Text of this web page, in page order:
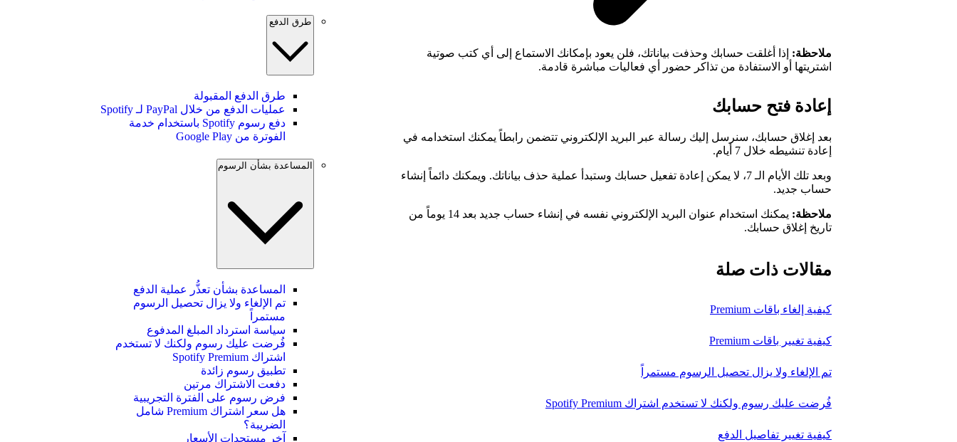
ملاحظة: إذا أغلقت حسابك وحذفت بياناتك، فلن يعود بإمكانك الاستماع إلى أي كتب صوتية
اشتريتها أو الاستفادة من تذاكر حضور أي فعاليات مباشرة قادمة.
إعادة فتح حسابك
بعد إغلاق حسابك، سنرسل إليك رسالة عبر البريد الإلكتروني تتضمن رابطاً يمكنك استخدامه في
إعادة تنشيطه خلال 7 أيام.
وبعد تلك الأيام الـ 7، لا يمكن إعادة تفعيل حسابك وستبدأ عملية حذف بياناتك. ويمكنك دائماً إنشاء
حساب جديد.
ملاحظة:
يمكنك استخدام عنوان البريد الإلكتروني نفسه في إنشاء حساب جديد بعد 14 يوماً من
تاريخ إغلاق حسابك.
مقالات ذات صلة
كيفية إلغاء باقات Premium
كيفية تغيير باقات Premium
تم الإلغاء ولا يزال تحصيل الرسوم مستمراً
فُرضت عليك رسوم ولكنك لا تستخدم اشتراك Spotify Premium
كيفية تغيير تفاصيل الدفع
طرق الدفع
طرق الدفع المقبولة
عمليات الدفع من خلال PayPal لـ Spotify
دفع رسوم Spotify باستخدام خدمة
الفوترة من Google Play
المساعدة بشأن الرسوم
المساعدة بشأن تعذُّر عملية الدفع
تم الإلغاء ولا يزال تحصيل الرسوم
مستمراً
سياسة استرداد المبلغ المدفوع
فُرضت عليك رسوم ولكنك لا تستخدم
اشتراك Spotify Premium
تطبيق رسوم زائدة
دفعت الاشتراك مرتين
فرض رسوم على الفترة التجريبية
هل سعر اشتراك Premium شامل
الضريبة؟
آخر مستجدات الأسعار